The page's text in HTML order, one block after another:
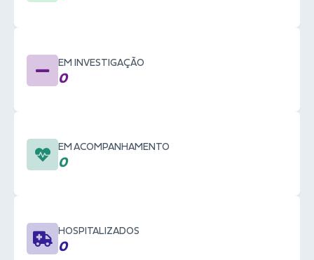
EM INVESTIGAÇÃO
0
EM ACOMPANHAMENTO
0
HOSPITALIZADOS
0